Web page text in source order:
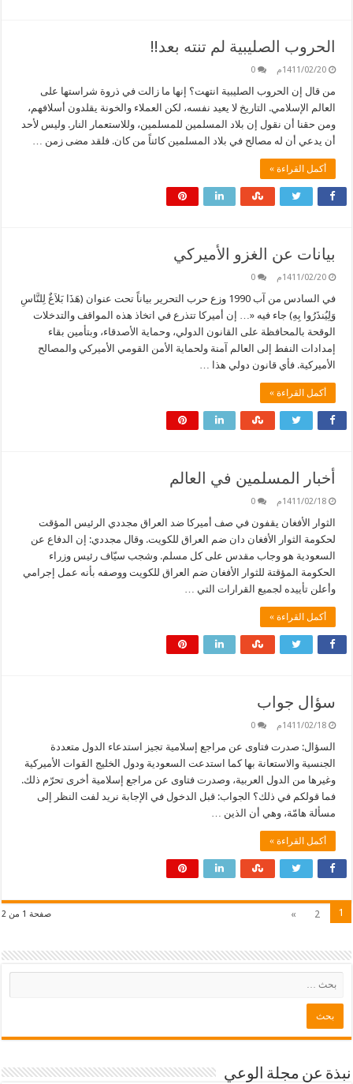
الحروب الصليبية لم تنته بعد!!
1411/02/20م 0
من قال إن الحروب الصليبية انتهت؟ إنها ما زالت في ذروة شراستها على
العالم الإسلامي. التاريخ لا يعيد نفسه، لكن العملاء والخونة يقلدون أسلافهم،
ومن حقنا أن نقول إن بلاد المسلمين للمسلمين، وللاستعمار النار. وليس لأحد
أن يدعي أن له مصالح في بلاد المسلمين كائناً من كان. فلقد مضى زمن …
أكمل القراءة »
بيانات عن الغزو الأميركي
1411/02/20م 0
في السادس من آب 1990 وزع حرب التحرير بياناً تحت عنوان (هَذَا بَلاَغٌ لِلنَّاسِ
وَلِيُنذَرُوا بِهِ) جاء فيه «… إن أميركا تتذرع في اتخاذ هذه المواقف والتدخلات
الوقحة بالمحافظة على القانون الدولي، وحماية الأصدقاء، وبتأمين بقاء
إمدادات النفط إلى العالم آمنة ولحماية الأمن القومي الأميركي والمصالح
الأميركية. فأي قانون دولي هذا …
أكمل القراءة »
أخبار المسلمين في العالم
1411/02/18م 0
الثوار الأفغان يقفون في صف أميركا ضد العراق مجددي الرئيس المؤقت
لحكومة الثوار الأفغان دان ضم العراق للكويت. وقال مجددي: إن الدفاع عن
السعودية هو وجاب مقدس على كل مسلم. وشجب سيّاف رئيس وزراء
الحكومة المؤقتة للثوار الأفغان ضم العراق للكويت ووصفه بأنه عمل إجرامي
وأعلن تأييده لجميع القرارات التي …
أكمل القراءة »
سؤال جواب
1411/02/18م 0
السؤال: صدرت فتاوى عن مراجع إسلامية تجيز استدعاء الدول متعددة
الجنسية والاستعانة بها كما استدعت السعودية ودول الخليج القوات الأميركية
وغيرها من الدول العربية، وصدرت فتاوى عن مراجع إسلامية أخرى تحرّم ذلك.
فما قولكم في ذلك؟ الجواب: قبل الدخول في الإجابة نريد لفت النظر إلى
مسألة هامّة، وهي أن الذين …
أكمل القراءة »
صفحة 1 من 2 1
2
»
نبذة عن مجلة الوعي